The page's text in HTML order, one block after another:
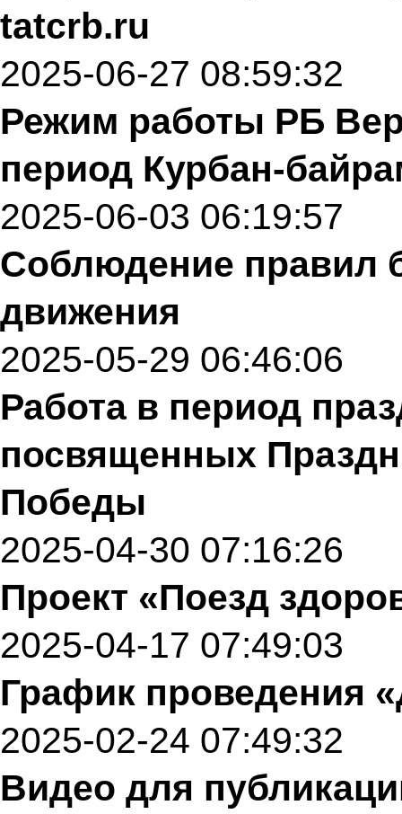
tatcrb.ru
2025-06-27 08:59:32
Режим работы РБ
период Курбан-
2025-06-03 06:19:57
Соблюдение правил
движения
2025-05-29 06:46:06
Работа в период
посвященных
Победы
2025-04-30 07:16:26
Проект «Поезд
2025-04-17 07:49:03
График проведения
2025-02-24 07:49:32
Видео для